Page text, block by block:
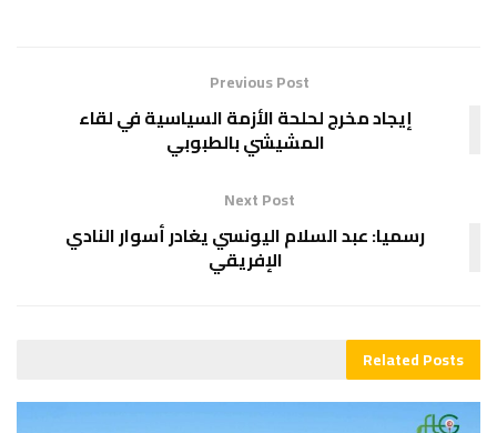
Previous Post
إيجاد مخرج لحلحة الأزمة السياسية في لقاء
المشيشي بالطبوبي
Next Post
رسميا: عبد السلام اليونسي يغادر أسوار النادي
الإفريقي
RelatedPosts